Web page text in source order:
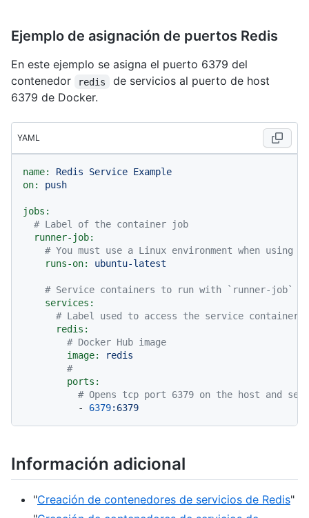
Ejemplo de asignación de puertos Redis
En este ejemplo se asigna el puerto 6379 del
contenedor
redis
de servicios al puerto de host
6379 de Docker.
YAML
name: Redis Service Example
on:
push
jobs:
# Label of the container job
runner-job:
# You must use a Linux environment when
runs-on:
ubuntu-latest
# Service containers to run with `runner-job`
services:
# Label used to access the service container
redis:
# Docker Hub image
image:
redis
#
ports:
# Opens tcp port 6379 on the host and
-
6379:6379
Información adicional
"Creación de contenedores de servicios de Redis"